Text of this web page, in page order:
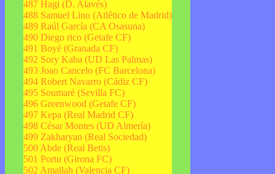
487 Hagi (D. Alavés)
488 Samuel Lino (Atlético de Madrid)
489 Raúl García (CA Osasuna)
490 Diego rico (Getafe CF)
491 Boyé (Granada CF)
492 Sory Kaba (UD Las Palmas)
493 Joao Cancelo (FC Barcelona)
494 Robert Navarro (Cádiz CF)
495 Soumaré (Sevilla FC)
496 Greenwood (Getafe CF)
497 Kepa (Real Madrid CF)
498 César Montes (UD Almería)
499 Zakharyan (Real Sociedad)
500 Abde (Real Betis)
501 Portu (Girona FC)
502 Amallah (Valencia CF)